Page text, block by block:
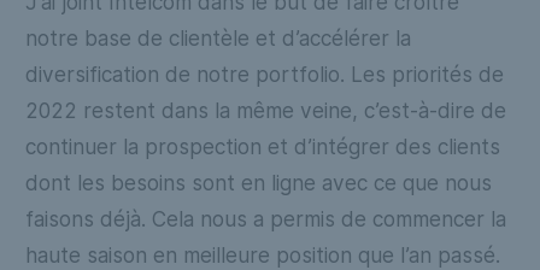
notre base de clientèle et d’accélérer la
diversification de notre portfolio. Les priorités de
2022 restent dans la même veine, c’est-à-dire de
continuer la prospection et d’intégrer des clients
dont les besoins sont en ligne avec ce que nous
faisons déjà. Cela nous a permis de commencer la
haute saison en meilleure position que l’an passé.